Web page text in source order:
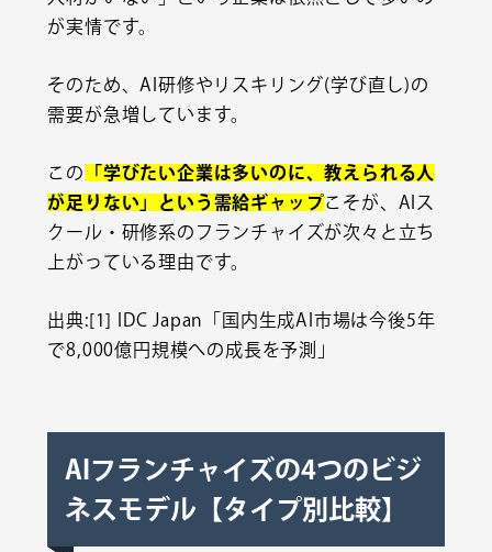
が実情です。
そのため、AI研修やリスキリング(学び直し)の
需要が急増しています。
この
「学びたい企業は多いのに、教えられる人
が足りない」という需給ギャップこそが、AIス
クール・研修系のフランチャイズが次々と立ち
上がっている理由です。
出典:[1]
IDC Japan「国内生成AI市場は今後5年
で8,000億円規模への成長を予測」
AIフランチャイズの4つのビジ
ネスモデル【タイプ別比較】